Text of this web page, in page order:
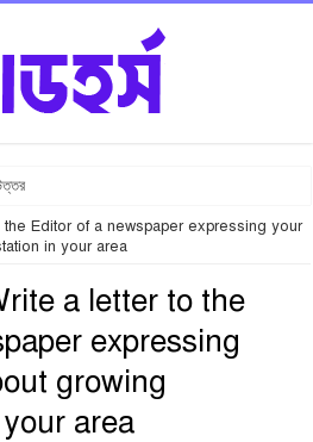
the Editor of a newspaper expressing your
in your area
a letter to the
expressing
growing
area